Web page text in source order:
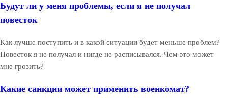
Будут ли у меня проблемы, если я не получал
повесток
Как лучше поступить и в какой ситуации будет меньше проблем?
Повесток я не получал и нигде не расписывался. Чем это может
мне грозить?
Какие санкции может применить военкомат?